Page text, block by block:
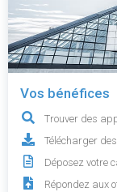
Vos bénéfices
Trouver des
Télécharger
Déposez votre
Répondez aux